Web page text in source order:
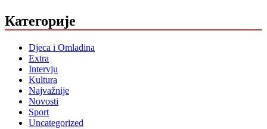
Категорије
Djeca i Omladina
Extra
Intervju
Kultura
Najvažnije
Novosti
Sport
Uncategorized